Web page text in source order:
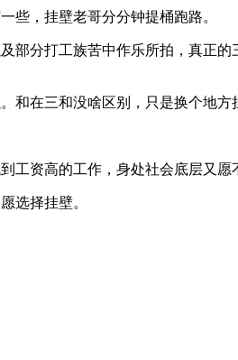
些，挂壁老哥分分钟提桶跑路。
分打工族苦中作乐所拍，真正
和在三和没啥区别，只是换个地方
资高的工作，身处社会底层又
选择挂壁。